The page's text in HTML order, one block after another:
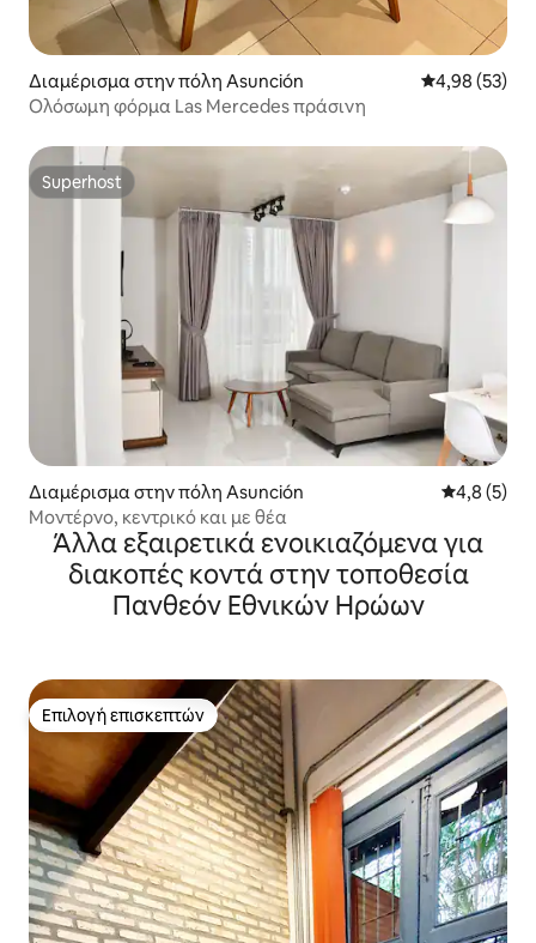
Διαμέρισμα στην πόλη Asunción Μέση
4,98 (53)
Ολόσωμη φόρμα Las Mercedes πράσινη
Superhost
Superhost
Διαμέρισμα στην πόλη Asunción Μέση
4,8 (5)
Μοντέρνο, κεντρικό και με θέα
Άλλα εξαιρετικά ενοικιαζόμενα για
διακοπές κοντά στην τοποθεσία
Πανθεόν Εθνικών Ηρώων
Επιλογή επισκεπτών
Επιλογή επισκεπτών